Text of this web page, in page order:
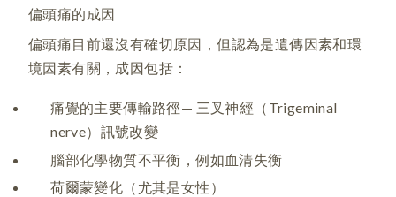
偏頭痛的成因
偏頭痛目前還沒有確切原因，但認為是遺傳因素和環
境因素有關，成因包括：
痛覺的主要傳輸路徑— 三叉神經（Trigeminal
nerve）訊號改變
腦部化學物質不平衡，例如血清失衡
荷爾蒙變化（尤其是女性）